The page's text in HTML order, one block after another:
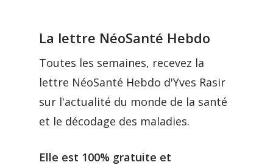
La lettre NéoSanté Hebdo
Toutes les semaines, recevez la
lettre NéoSanté Hebdo d'Yves Rasir
sur l'actualité du monde de la santé
et le décodage des maladies.
Elle est 100% gratuite et